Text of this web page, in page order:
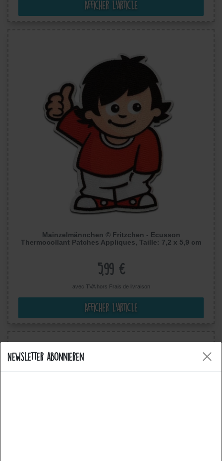
Newsletter abonnieren
Afficher l’article
Mainzelmännchen © Fritzchen - Ecusson
Thermocollant Patches Appliques, Taille: 7,2 x 5,9 cm
5,99 €
avec TVA hors Frais de livraison
Afficher l’article